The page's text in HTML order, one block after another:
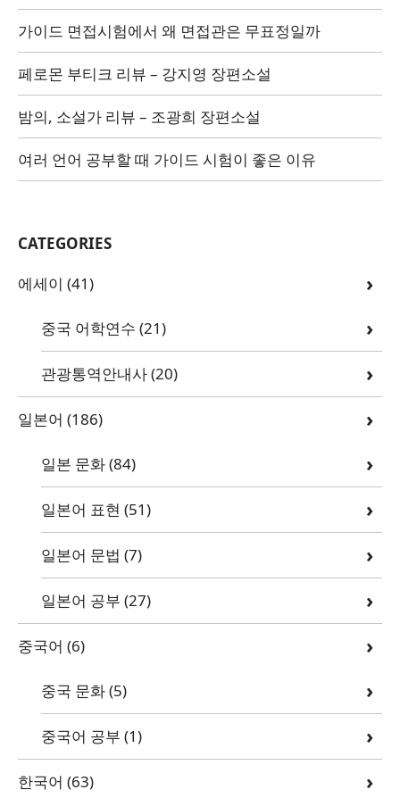
가이드 면접시험에서 왜 면접관은 무표정일까
페로몬 부티크 리뷰 – 강지영 장편소설
밤의, 소설가 리뷰 – 조광희 장편소설
여러 언어 공부할 때 가이드 시험이 좋은 이유
CATEGORIES
에세이 (41)
중국 어학연수 (21)
관광통역안내사(20)
일본어 (186)
일본 문화(84)
일본어 표현 (51)
일본어 문법 (7)
일본어 공부 (27)
중국어 (6)
중국 문화(5)
중국어 공부 (1)
한국어 (63)